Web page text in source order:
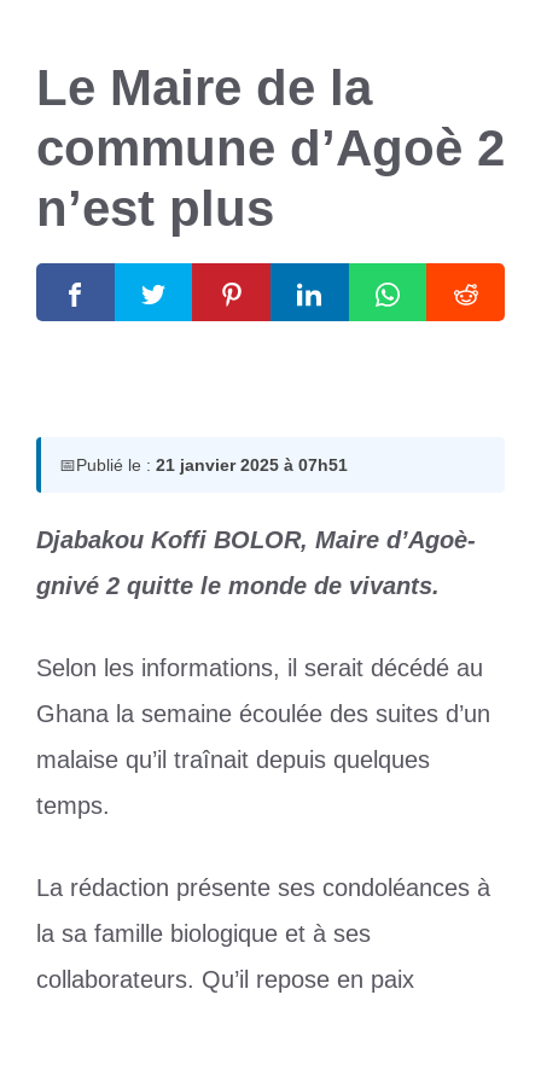
Le Maire de la
commune d’Agoè 2
n’est plus
📅Publié le : 21 janvier 2025 à 07h51
Djabakou Koffi BOLOR, Maire d’Agoè-
gnivé 2 quitte le monde de vivants.
Selon les informations, il serait décédé au
Ghana la semaine écoulée des suites d’un
malaise qu’il traînait depuis quelques
temps.
La rédaction présente ses condoléances à
la sa famille biologique et à ses
collaborateurs. Qu’il repose en paix